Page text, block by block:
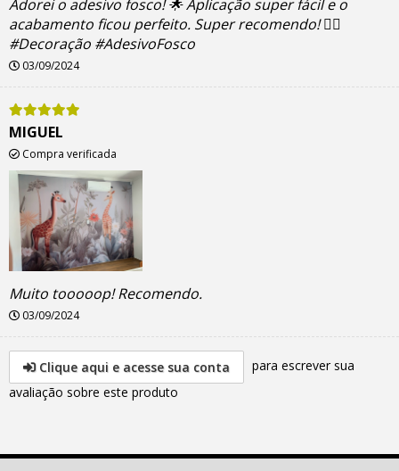
Adorei o adesivo fosco! 🌟 Aplicação super fácil e o
acabamento ficou perfeito. Super recomendo! 👌🏼
#Decoração #AdesivoFosco
03/09/2024
MIGUEL
Compra verificada
Muito tooooop! Recomendo.
03/09/2024
Clique aqui e acesse sua conta
para escrever sua
avaliação sobre este produto